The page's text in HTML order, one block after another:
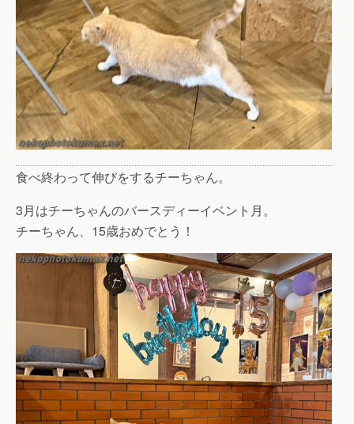
食べ終わって伸びをするチーちゃん。
3月はチーちゃんのバースディーイベント月。
チーちゃん、15歳おめでとう！